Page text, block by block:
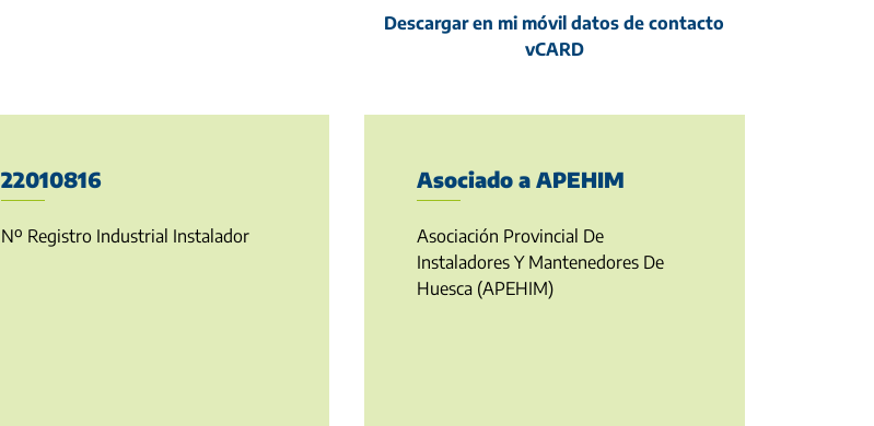
Descargar en mi móvil datos de contacto
vCARD
22010816
Nº Registro Industrial Instalador
Asociado a APEHIM
Asociación Provincial De
Instaladores Y Mantenedores De
Huesca (APEHIM)